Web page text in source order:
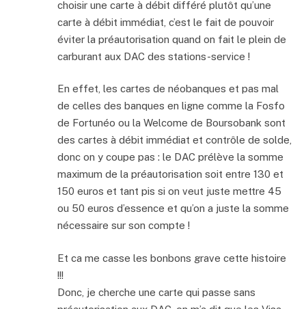
choisir une carte à débit différé plutôt qu’une
carte à débit immédiat, c’est le fait de pouvoir
éviter la préautorisation quand on fait le plein de
carburant aux DAC des stations-service !
En effet, les cartes de néobanques et pas mal
de celles des banques en ligne comme la Fosfo
de Fortunéo ou la Welcome de Boursobank sont
des cartes à débit immédiat et contrôle de solde,
donc on y coupe pas : le DAC prélève la somme
maximum de la préautorisation soit entre 130 et
150 euros et tant pis si on veut juste mettre 45
ou 50 euros d’essence et qu’on a juste la somme
nécessaire sur son compte !
Et ca me casse les bonbons grave cette histoire
!!!
Donc, je cherche une carte qui passe sans